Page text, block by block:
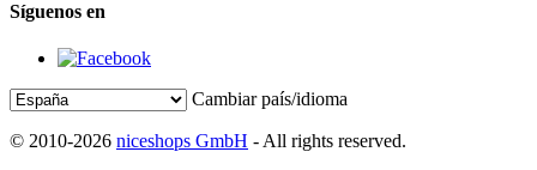
Síguenos en
Cambiar país/idioma
© 2010-2026 niceshops GmbH - All rights reserved.